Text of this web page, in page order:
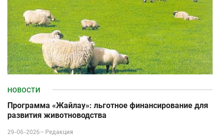
НОВОСТИ
Программа «Жайлау»: льготное финансирование для
развития животноводства
29-06-2026– Редакция